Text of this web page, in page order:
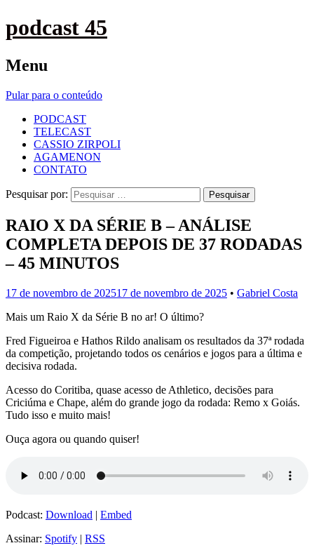
podcast 45
Menu
Pular para o conteúdo
PODCAST
TELECAST
CASSIO ZIRPOLI
AGAMENON
CONTATO
Pesquisar por:
RAIO X DA SÉRIE B – ANÁLISE
COMPLETA DEPOIS DE 37 RODADAS
– 45 MINUTOS
17 de novembro de 202517 de novembro de 2025 • Gabriel Costa
Mais um Raio X da Série B no ar! O último?
Fred Figueiroa e Hathos Rildo analisam os resultados da 37ª rodada
da competição, projetando todos os cenários e jogos para a última e
decisiva rodada.
Acesso do Coritiba, quase acesso de Athletico, decisões para
Criciúma e Chape, além do grande jogo da rodada: Remo x Goiás.
Tudo isso e muito mais!
Ouça agora ou quando quiser!
Podcast: Download | Embed
Assinar: Spotify | RSS